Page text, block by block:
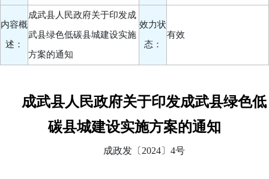
内容概
述：
成武县人民政府关于印发成
武县绿色低碳县城建设实施
方案的通知
效力状
态：
有效
成武县人民政府关于印发成武县绿色低
碳县城建设实施方案的通知
成政发〔 2024〕4号